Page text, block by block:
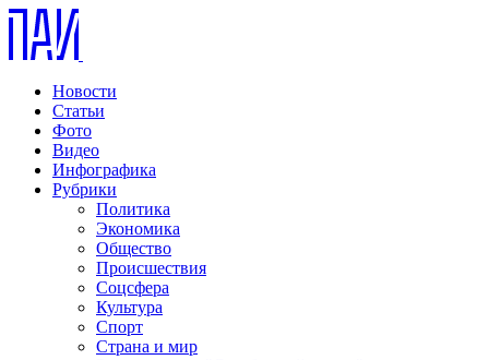
Новости
Статьи
Фото
Видео
Инфографика
Рубрики
Политика
Экономика
Общество
Происшествия
Соцсфера
Культура
Спорт
Страна и мир